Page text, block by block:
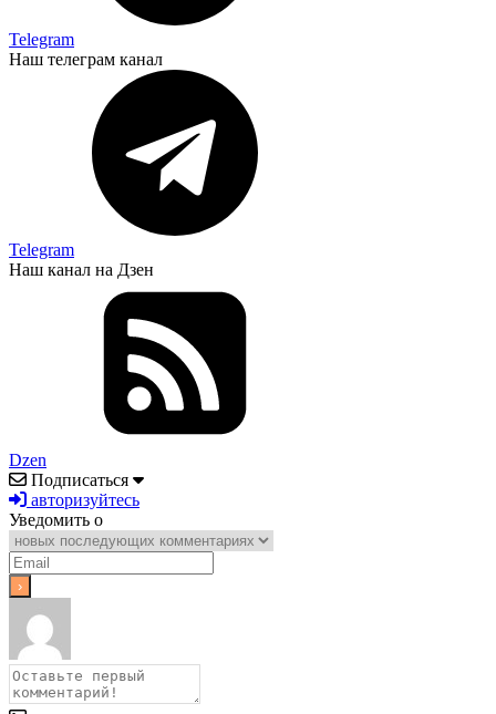
Telegram
Наш телеграм канал
Telegram
Наш канал на Дзен
Dzen
Подписаться
авторизуйтесь
Уведомить о